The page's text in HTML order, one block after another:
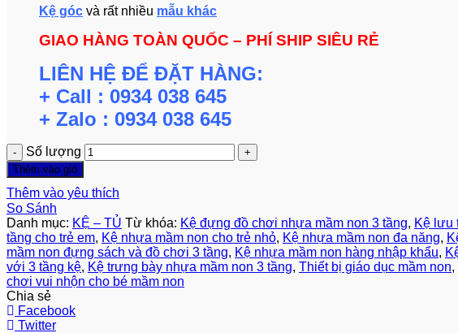
Kệ góc và rất nhiều mẫu khác
GIAO HÀNG TOÀN QUỐC – PHÍ SHIP SIÊU RẺ
LIÊN HỆ ĐỂ ĐẶT HÀNG:
+ Call : 0934 038 645
+ Zalo : 0934 038 645
Số lượng
Thêm vào giỏ
Thêm vào yêu thích
So Sánh
Danh mục: KỆ – TỦ Từ khóa: Kệ đựng đồ chơi nhựa mầm non 3 tầng, Kệ lưu
tầng cho trẻ em, Kệ nhựa mầm non cho trẻ nhỏ, Kệ nhựa mầm non đa năng,
mầm non đựng sách và đồ chơi 3 tầng, Kệ nhựa mầm non hàng nhập khẩu,
với 3 tầng kệ, Kệ trưng bày nhựa mầm non 3 tầng, Thiết bị giáo dục mầm non,
chơi vui nhộn cho bé mầm non
Chia sẻ
Facebook
Twitter